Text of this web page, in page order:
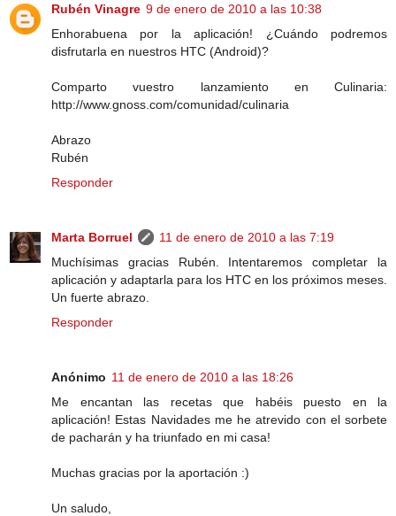
Rubén Vinagre 9 de enero de 2010 a las 10:38
Enhorabuena por la aplicación! ¿Cuándo podremos
disfrutarla en nuestros HTC (Android)?
Comparto vuestro lanzamiento en Culinaria:
http://www.gnoss.com/comunidad/culinaria
Abrazo
Rubén
Responder
Marta Borruel
11 de enero de 2010 a las 7:19
Muchísimas gracias Rubén. Intentaremos completar la
aplicación y adaptarla para los HTC en los próximos meses.
Un fuerte abrazo.
Responder
Anónimo 11 de enero de 2010 a las 18:26
Me encantan las recetas que habéis puesto en la
aplicación! Estas Navidades me he atrevido con el sorbete
de pacharán y ha triunfado en mi casa!
Muchas gracias por la aportación :)
Un saludo,